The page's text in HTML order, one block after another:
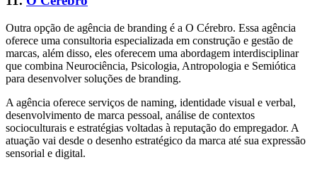
Outra opção de agência de branding é a O Cérebro. Essa agência
oferece uma consultoria especializada em construção e gestão de
marcas, além disso, eles oferecem uma abordagem interdisciplinar
que combina Neurociência, Psicologia, Antropologia e Semiótica
para desenvolver soluções de branding.
A agência oferece serviços de naming, identidade visual e verbal,
desenvolvimento de marca pessoal, análise de contextos
socioculturais e estratégias voltadas à reputação do empregador. A
atuação vai desde o desenho estratégico da marca até sua expressão
sensorial e digital.